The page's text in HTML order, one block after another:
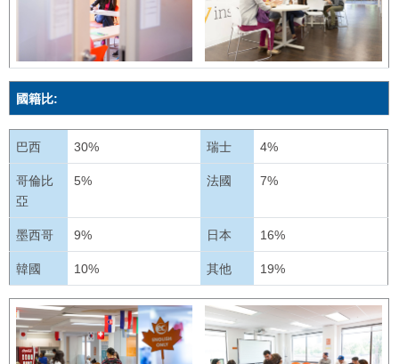
國籍比:
巴西 30% 瑞士 4%
哥倫比
亞
5% 法國 7%
墨西哥 9% 日本 16%
韓國 10% 其他 19%